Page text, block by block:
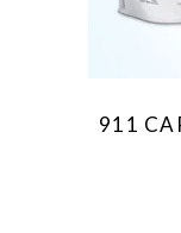
911